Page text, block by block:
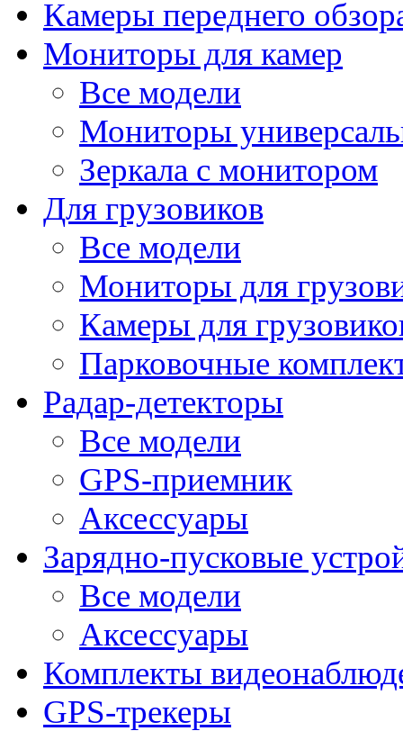
Камеры переднего
Мониторы для камер
Все модели
Мониторы
Зеркала с монитором
Для грузовиков
Все модели
Мониторы для
Камеры для
Парковочные
Радар-детекторы
Все модели
GPS-приемник
Аксессуары
Зарядно-пусковые
Все модели
Аксессуары
Комплекты
GPS-трекеры